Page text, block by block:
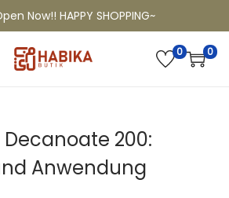
Now!! HAPPY SHOPPING~
0 0
200:
Anwendung